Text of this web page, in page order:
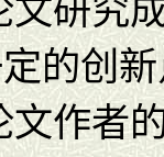
研究
的创
作者